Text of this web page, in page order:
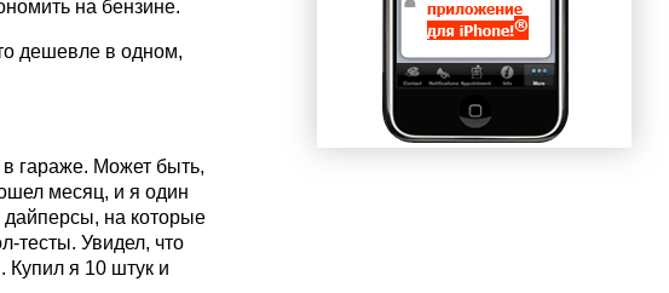
на бензине.
дешевле в одном,
гараже. Может быть,
месяц, и я один
дайперсы, на которые
тесты. Увидел, что
Купил я 10 штук и